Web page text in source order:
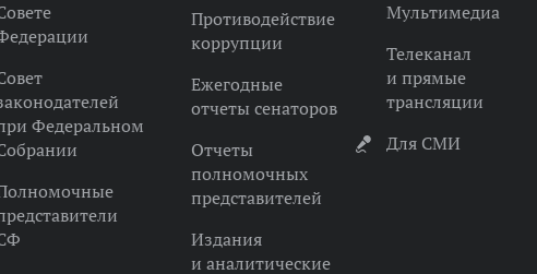
Федеральном
Противодействие
коррупции
Ежегодные
отчеты сенаторов
Отчеты
полномочных
представителей
Издания
и аналитические
Мультимедиа
Телеканал
и прямые
трансляции
Для СМИ